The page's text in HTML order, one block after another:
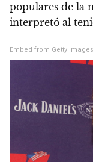
populares de la
interpretó al
Embed from Getty Images